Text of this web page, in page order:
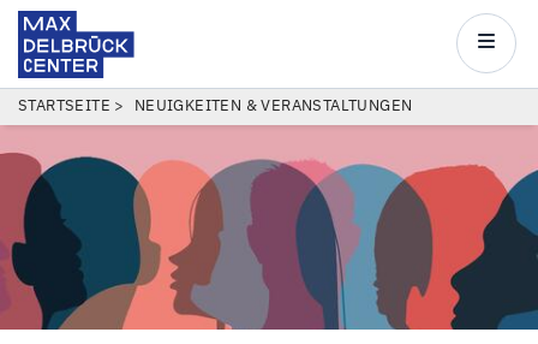
Direkt
zum
Inhalt
Center
Main
PFADNAVIGATION
STARTSEITE NEUIGKEITEN & VERANSTALTUNGEN